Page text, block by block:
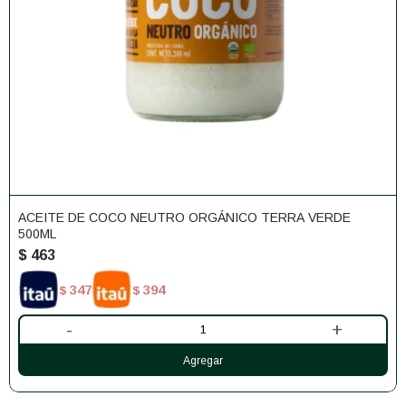
ACEITE DE COCO NEUTRO ORGÁNICO TERRA VERDE
500ML
$ 463
$ 347 $ 394
- +